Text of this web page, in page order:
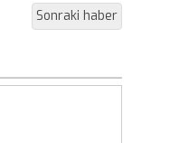
Sonraki haber